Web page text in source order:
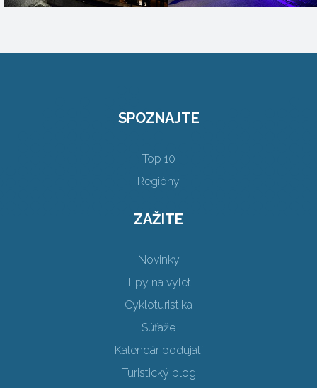
SPOZNAJTE
Top 10
Regióny
ZAŽITE
Novinky
Tipy na výlet
Cykloturistika
Súťaže
Kalendár podujatí
Turistický blog